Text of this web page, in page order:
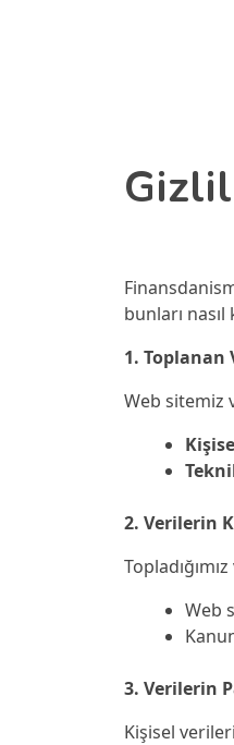
bunları
1. Toplanan
Web sitemiz
2. Verilerin
Web
3. Verilerin
Kişisel